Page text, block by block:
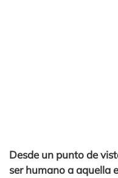
Desde un punto de
ser humano a aquella